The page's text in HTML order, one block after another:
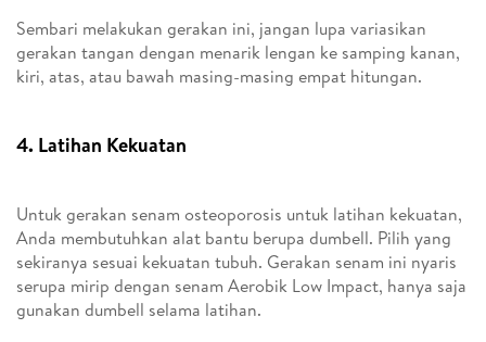
Sembari melakukan gerakan ini, jangan lupa variasikan
gerakan tangan dengan menarik lengan ke samping kanan,
kiri, atas, atau bawah masing-masing empat hitungan.
4. Latihan Kekuatan
Untuk gerakan senam osteoporosis untuk latihan kekuatan,
Anda membutuhkan alat bantu berupa dumbell. Pilih yang
sekiranya sesuai kekuatan tubuh. Gerakan senam ini nyaris
serupa mirip dengan senam Aerobik Low Impact, hanya saja
gunakan dumbell selama latihan.